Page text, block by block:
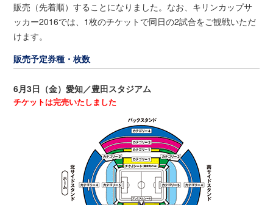
販売（先着順）することになりました。なお、キリンカップサ
ッカー2016では、1枚のチケットで同日の2試合をご観戦いただ
けます。
販売予定券種・枚数
6月3日（金）愛知／豊田スタジアム
チケットは完売いたしました